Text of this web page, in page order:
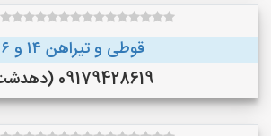
قوطی و تیراهن ۱۴ و ۱۶
09179428619 (دهدشت)